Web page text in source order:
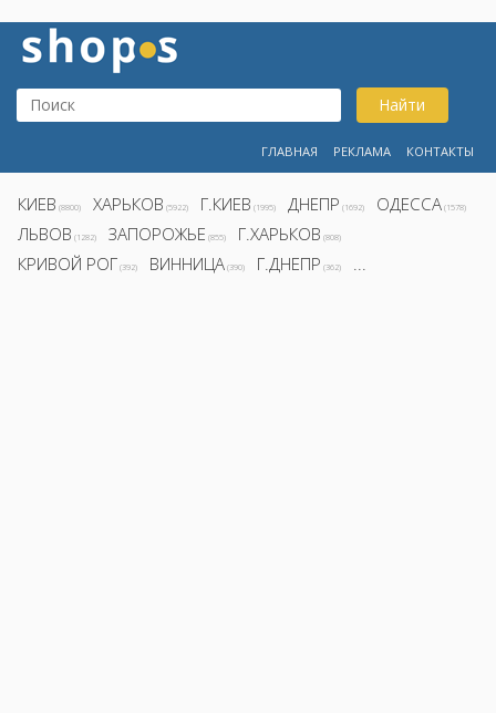
Найти
ГЛАВНАЯ РЕКЛАМА КОНТАКТЫ
КИЕВ (8800) ХАРЬКОВ (5922) Г.КИЕВ (1995) ДНЕПР (1692) ОДЕССА (1578)
ЛЬВОВ (1282) ЗАПОРОЖЬЕ (855) Г.ХАРЬКОВ (808)
КРИВОЙ РОГ (392) ВИННИЦА (390) Г.ДНЕПР (362) ...